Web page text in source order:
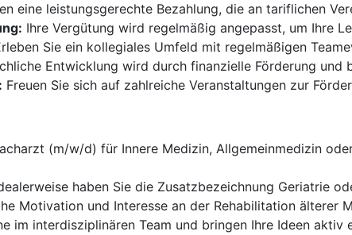
eine leistungsgerechte Bezahlung, die an tariflichen
Ihre Vergütung wird regelmäßig angepasst, um Ihre
Sie ein kollegiales Umfeld mit regelmäßigen
Entwicklung wird durch finanzielle Förderung und
Freuen Sie sich auf zahlreiche Veranstaltungen zur
(m/w/d) für Innere Medizin, Allgemeinmedizin
haben Sie die Zusatzbezeichnung Geriatrie
Motivation und Interesse an der Rehabilitation älterer
im interdisziplinären Team und bringen Ihre Ideen aktiv